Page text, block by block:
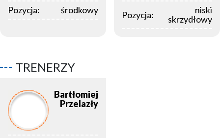
Pozycja:
środkowy Pozycja:
niski
skrzydłowy
TRENERZY
Bartłomiej
Przelazły